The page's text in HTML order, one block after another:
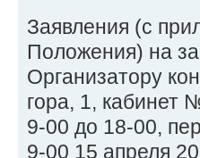
Заявления (с
Положения) на
Организатору
гора, 1, кабинет
9-00 до 18-00,
9-00 15 апреля